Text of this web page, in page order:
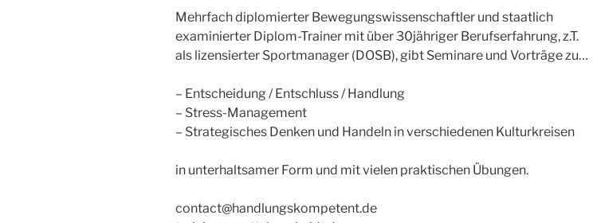
Mehrfach diplomierter Bewegungswissenschaftler und staatlich
examinierter Diplom-Trainer mit über 30jähriger Berufserfahrung, z.T.
als lizensierter Sportmanager (DOSB), gibt Seminare und Vorträge zu…
– Entscheidung / Entschluss / Handlung
– Stress-Management
– Strategisches Denken und Handeln in verschiedenen Kulturkreisen
in unterhaltsamer Form und mit vielen praktischen Übungen.
contact@handlungskompetent.de